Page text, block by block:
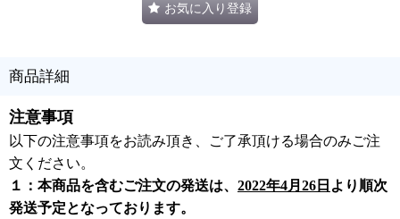
お気に入り登録
商品詳細
注意事項
以下の注意事項をお読み頂き、ご了承頂ける場合のみご注
文ください。
１：本商品を含むご注文の発送は、 2022年4月26日 より順次
発送予定となっております。